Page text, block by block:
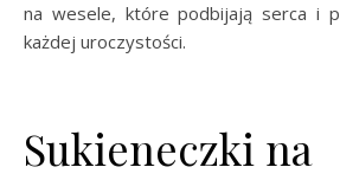
na wesele, które podbijają serca i
każdej uroczystości.
Sukieneczki na